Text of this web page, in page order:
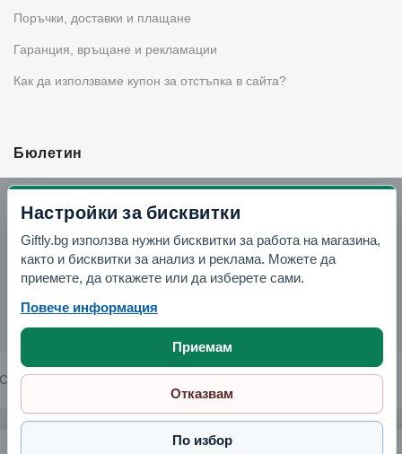
Чаши за червено вино Burgundy 2 броя 700 мл
Поръчки, доставки и плащане
Гаранция, връщане и рекламации
Как да използваме купон за отстъпка в сайта?
Бюлетин
Отвори Telegram
Copyright © 2026 GIFTLY.BG. All rights reserved.
Настройки за бисквитки
Giftly.bg използва нужни бисквитки за работа на магазина,
както и бисквитки за анализ и реклама. Можете да
приемете, да откажете или да изберете сами.
Повече информация
Приемам
Отказвам
По избор